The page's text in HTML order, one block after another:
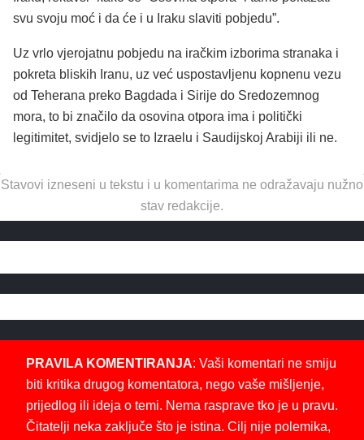
svu svoju moć i da će i u Iraku slaviti pobjedu”.
Uz vrlo vjerojatnu pobjedu na iračkim izborima stranaka i
pokreta bliskih Iranu, uz već uspostavljenu kopnenu vezu
od Teherana preko Bagdada i Sirije do Sredozemnog
mora, to bi značilo da osovina otpora ima i politički
legitimitet, svidjelo se to Izraelu i Saudijskoj Arabiji ili ne.
Stavovi izneseni u tekstu i u komentarima ne odražavaju nužno
stav redakcije.
PRAVILA KOMENTIRANJA: Vaši komentari ne smiju
biti kritika drugog komentatora, nego vaše mišljenje,
prijedlog ili ideja o temi. Nema rasprave tko je u pravu.
Čitatelji neka zaključe što je istina. Cilj nije polemika,